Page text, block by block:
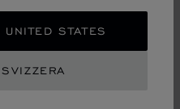
STATES